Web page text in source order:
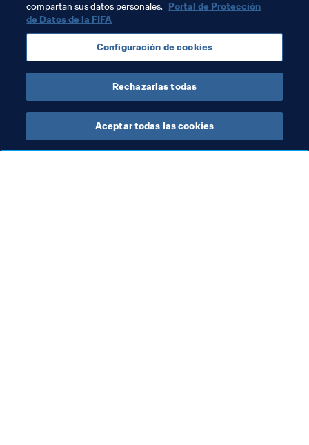
Temas relacionados
Argentina CONMEBOL
compartan sus datos personales. Portal de Protección
de Datos de la FIFA
Configuración de cookies
Rechazarlas todas
Aceptar todas las cookies